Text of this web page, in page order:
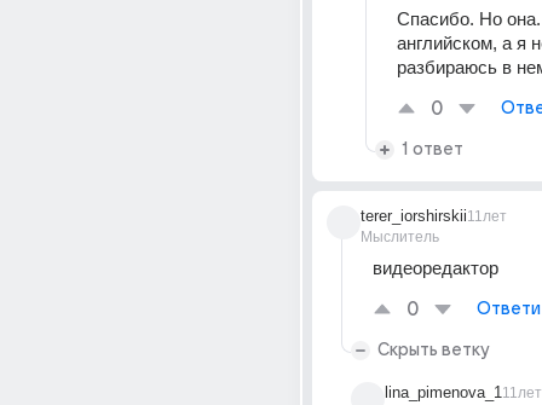
Спасибо. Но
английском, а я
разбираюсь в
0
1 ответ
terer_iorshirskii
Мыслитель
11лет
видеоредактор
0
Скрыть ветку
lina_pimenova_111лет